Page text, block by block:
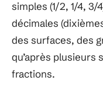
simples (1/2, 1/4,
décimales
des surfaces, des
qu’après plusieurs
fractions.